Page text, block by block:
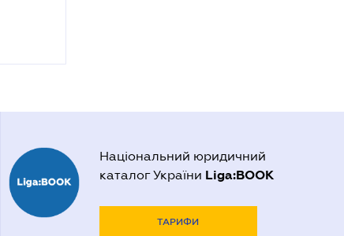
Національний юридичний
каталог України Liga:BOOK
ТАРИФИ